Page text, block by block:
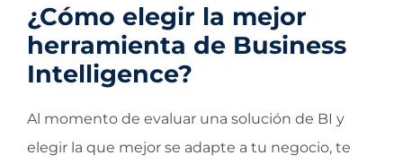
¿Cómo elegir la mejor
herramienta de Business
Intelligence?
Al momento de evaluar una solución de BI y
elegir la que mejor se adapte a tu negocio, te